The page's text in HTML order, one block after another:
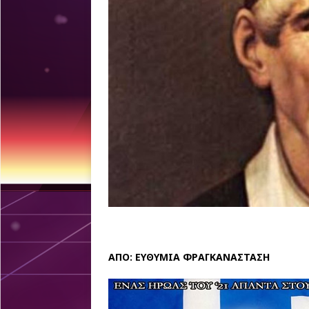
ΑΠΟ: ΕΥΘΥΜΙΑ ΦΡΑΓΚΑΝΑΣΤΑΣΗ